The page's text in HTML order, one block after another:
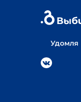
Удомля